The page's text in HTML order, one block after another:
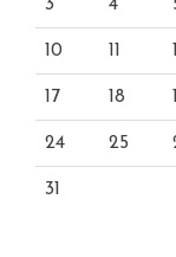
3 4
10 11
17 18
24 25
31